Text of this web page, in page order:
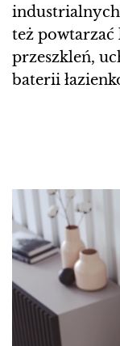
też
przeszkleń,
baterii